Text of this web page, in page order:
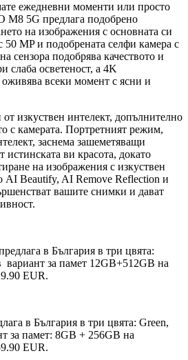
ежедневни моменти или просто
M8 5G предлага подобрено
на изображения с основната си
50 MP и подобрената селфи камера с
сензора подобрява качеството и
слаба осветеност, а 4K
всеки момент с ясни и
изкуствен интелект, допълнително
с камерата. Портретният режим,
заснема зашеметяващи
истинската ви красота, докато
на изображения с изкуствен
AI Beautify, AI Remove Reflection и
вашите снимки и дават
в България в три цвята:
вариант за памет 12GB+512GB на
EUR.
в България в три цвята: Green,
за памет: 8GB + 256GB на
EUR.